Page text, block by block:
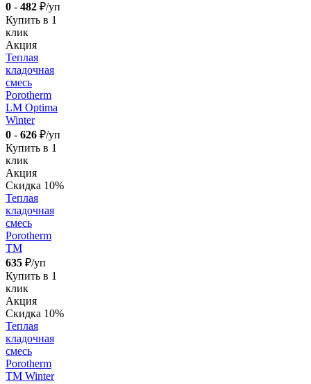
0 - 482 ₽/уп
Купить в 1
клик
Акция
Теплая
кладочная
смесь
Porotherm
LM Optima
Winter
0 - 626 ₽/уп
Купить в 1
клик
Акция
Скидка 10%
Теплая
кладочная
смесь
Porotherm
TM
635 ₽/уп
Купить в 1
клик
Акция
Скидка 10%
Теплая
кладочная
смесь
Porotherm
TM Winter